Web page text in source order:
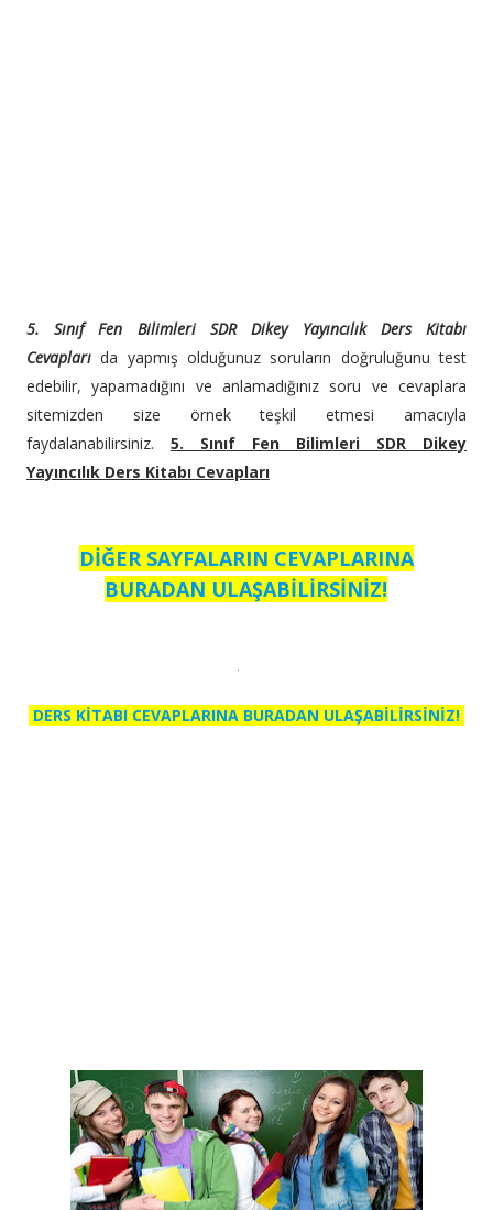
5. Sınıf Fen Bilimleri SDR Dikey Yayıncılık Ders Kitabı
Cevapları da yapmış olduğunuz soruların doğruluğunu test
edebilir, yapamadığını ve anlamadığınız soru ve cevaplara
sitemizden size örnek teşkil etmesi amacıyla
faydalanabilirsiniz. 5. Sınıf Fen Bilimleri SDR Dikey
Yayıncılık Ders Kitabı Cevapları
DİĞER SAYFALARIN CEVAPLARINA
BURADAN ULAŞABİLİRSİNİZ!
DERS KİTABI CEVAPLARINA BURADAN ULAŞABİLİRSİNİZ!